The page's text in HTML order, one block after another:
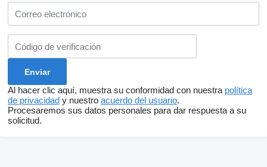
Al hacer clic aquí, muestra su conformidad con nuestra política
de privacidad y nuestro acuerdo del usuario.
Procesaremos sus datos personales para dar respuesta a su
solicitud.